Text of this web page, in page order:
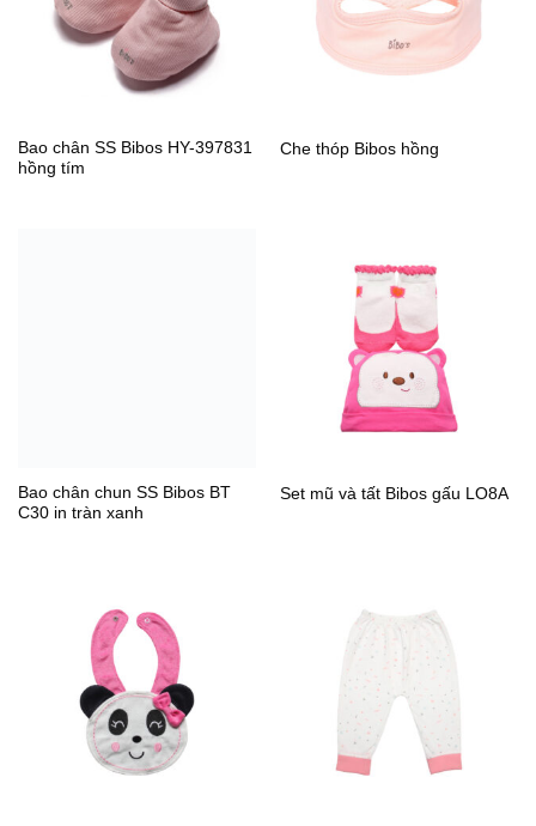
Bao chân SS Bibos HY-397831
hồng tím
Che thóp Bibos hồng
Bao chân chun SS Bibos BT
C30 in tràn xanh
Set mũ và tất Bibos gấu LO8A